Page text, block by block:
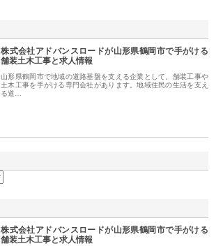
株式会社アドバンスロードが山形県鶴岡市で手がける
舗装土木工事と求人情報
山形県鶴岡市で地域の道路基盤を支える企業として、舗装工事や
土木工事を手がける専門会社があります。地域住民の生活を支え
る道…
株式会社アドバンスロードが山形県鶴岡市で手がける
舗装土木工事と求人情報